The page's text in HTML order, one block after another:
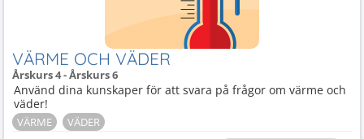
VÄRME OCH VÄDER
Årskurs 4 - Årskurs 6
Använd dina kunskaper för att svara på frågor om värme och
väder!
VÄRME VÄDER